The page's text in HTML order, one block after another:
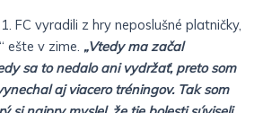
FC vyradili z hry neposlušné platničky,
ešte v zime. „Vtedy ma začal
sa to nedalo ani vydržať, preto som
aj viacero tréningov. Tak som